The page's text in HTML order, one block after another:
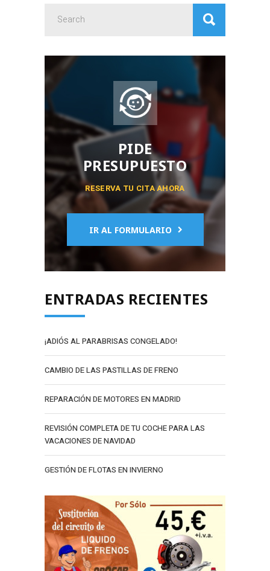
PIDE
PRESUPUESTO
RESERVA TU CITA AHORA
IR AL FORMULARIO
ENTRADAS RECIENTES
¡ADIÓS AL PARABRISAS CONGELADO!
CAMBIO DE LAS PASTILLAS DE FRENO
REPARACIÓN DE MOTORES EN MADRID
REVISIÓN COMPLETA DE TU COCHE PARA LAS
VACACIONES DE NAVIDAD
GESTIÓN DE FLOTAS EN INVIERNO